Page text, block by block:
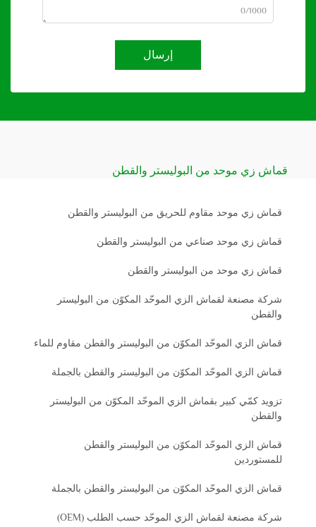
0/1000
إرسال
قماش زي موحد من البوليستر والقطن
قماش زي موحد مقاوم للحريق من البوليستر والقطن
قماش زي موحد صناعي من البوليستر والقطن
قماش زي موحد من البوليستر والقطن
شركة مصنعة لقماش الزي الموحّد المكوّن من البوليستر
والقطن
قماش الزي الموحّد المكوّن من البوليستر والقطن مقاوم للماء
قماش الزي الموحّد المكوّن من البوليستر والقطن بالجملة
تزويد كمّي كبير بقماش الزي الموحّد المكوّن من البوليستر
والقطن
قماش الزي الموحّد المكوّن من البوليستر والقطن
للمستوردين
قماش الزي الموحّد المكوّن من البوليستر والقطن بالجملة
شركة مصنعة لقماش الزي الموحّد حسب الطلب (OEM)